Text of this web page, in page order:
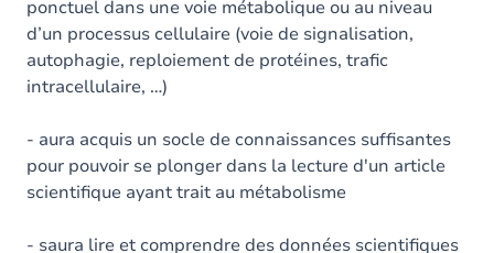
ponctuel dans une voie métabolique ou au niveau
d’un processus cellulaire (voie de signalisation,
autophagie, reploiement de protéines, trafic
intracellulaire, …)
- aura acquis un socle de connaissances suffisantes
pour pouvoir se plonger dans la lecture d'un article
scientifique ayant trait au métabolisme
- saura lire et comprendre des données scientifiques